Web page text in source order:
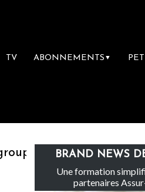
TV ABONNEMENTS ▼
Sainte-Claire rachète
BRAND NEWS
Une formation
partenaires